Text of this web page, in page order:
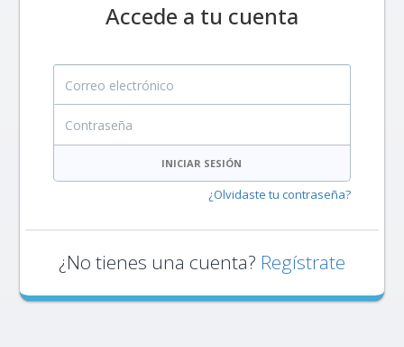
Accede a tu cuenta
Correo electrónico
INICIAR SESIÓN
¿Olvidaste tu contraseña?
¿No tienes una cuenta? Regístrate